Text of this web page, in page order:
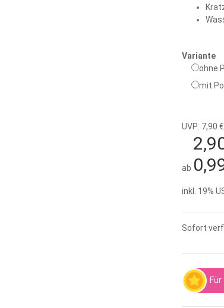
Variante
ohne
mit
UVP: 7,90 €
ab
inkl. 19%
Sofort